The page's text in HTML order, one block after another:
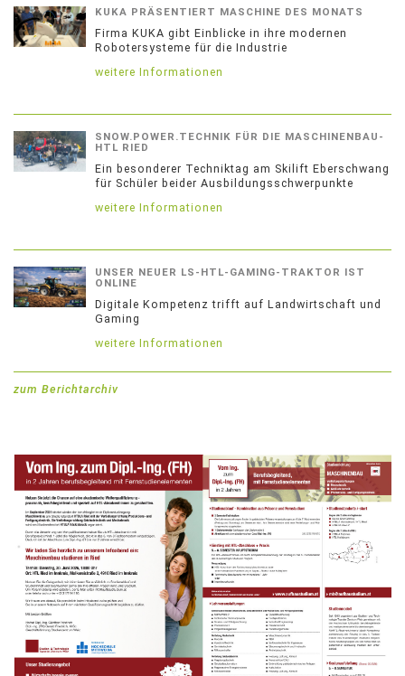
KUKA PRÄSENTIERT MASCHINE DES MONATS
Firma KUKA gibt Einblicke in ihre modernen
Robotersysteme für die Industrie
weitere Informationen
SNOW.POWER.TECHNIK FÜR DIE MASCHINENBAU-
HTL RIED
Ein besonderer Techniktag am Skilift Eberschwang
für Schüler beider Ausbildungsschwerpunkte
weitere Informationen
UNSER NEUER LS-HTL-GAMING-TRAKTOR IST
ONLINE
Digitale Kompetenz trifft auf Landwirtschaft und
Gaming
weitere Informationen
zum Berichtarchiv